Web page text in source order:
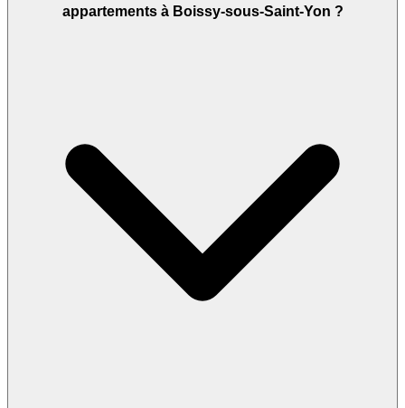
appartements à Boissy-sous-Saint-Yon ?